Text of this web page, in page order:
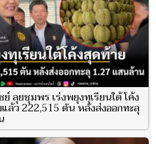
ลุยชุมพร เร่งพยุงทุเรียนใต้ โค้ง
ล้ว 222,515 ตัน หลังส่งออกทะลุ